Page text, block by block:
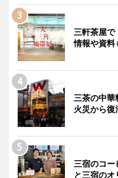
三軒茶屋
情報や資料
三茶の中
火災から復
三宿のコ
と三宿の